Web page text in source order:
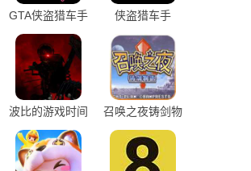
GTA侠盗猎车手
罪恶都市
侠盗猎车手
GTA4
波比的游戏时间
第5章
召唤之夜铸剑物
语1